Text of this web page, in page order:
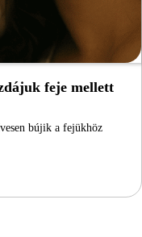
feje mellett
bújik a fejükhöz